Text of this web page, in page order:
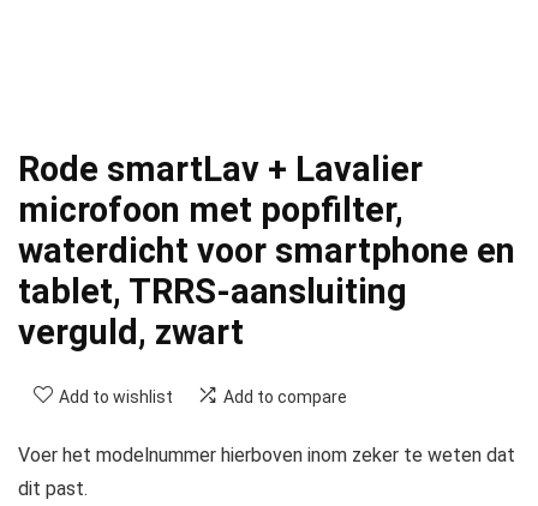
Rode smartLav + Lavalier
microfoon met popfilter,
waterdicht voor smartphone en
tablet, TRRS-aansluiting
verguld, zwart
Add to wishlist Add to compare
Voer het modelnummer hierboven inom zeker te weten dat
dit past.